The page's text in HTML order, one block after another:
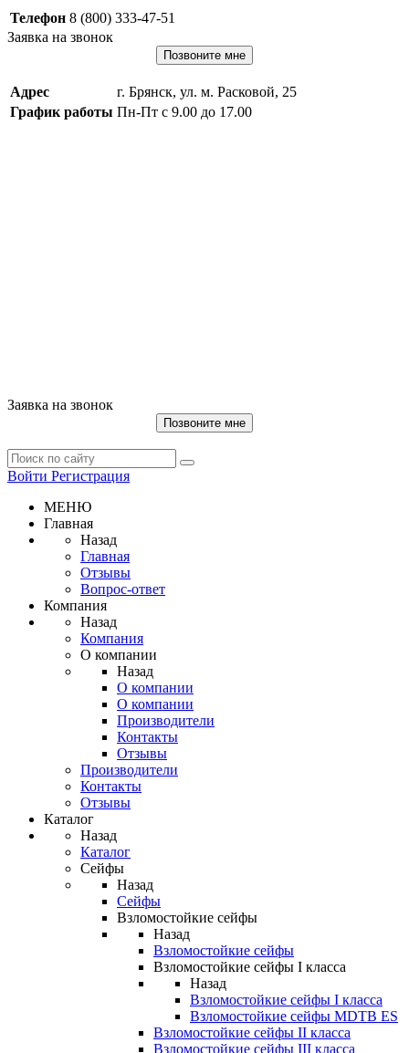
Телефон 8 (800) 333-47-51
Заявка на звонок
Позвоните мне
Адрес
г. Брянск, ул. м. Расковой, 25
График работы Пн-Пт с 9.00 до 17.00
Заявка на звонок
Позвоните мне
Войти Регистрация
МЕНЮ
Главная
Назад
Главная
Отзывы
Вопрос-ответ
Компания
Назад
Компания
О компании
Назад
О компании
О компании
Производители
Контакты
Отзывы
Производители
Контакты
Отзывы
Каталог
Назад
Каталог
Сейфы
Назад
Сейфы
Взломостойкие сейфы
Назад
Взломостойкие сейфы
Взломостойкие сейфы I класса
Назад
Взломостойкие сейфы I класса
Взломостойкие сейфы MDTB ES
Взломостойкие сейфы II класса
Взломостойкие сейфы III класса